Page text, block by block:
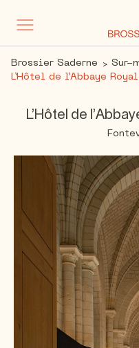
Brossier Saderne
Sur-
L’Hôtel de l’Abbaye
L’Hôtel de